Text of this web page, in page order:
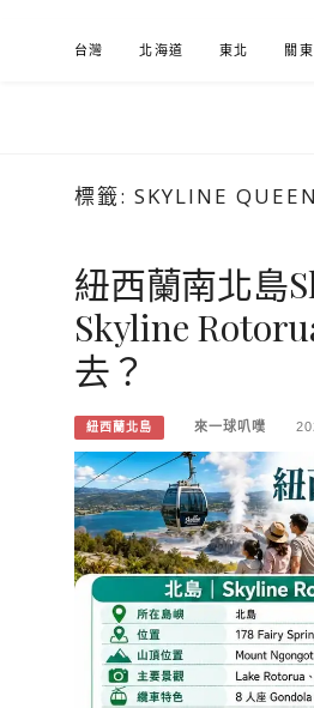
台灣 北海道 東北 關東
來一
標籤: SKYLINE
紐西蘭南北島
Skyline
去？
紐西蘭北島 來一球叭噗